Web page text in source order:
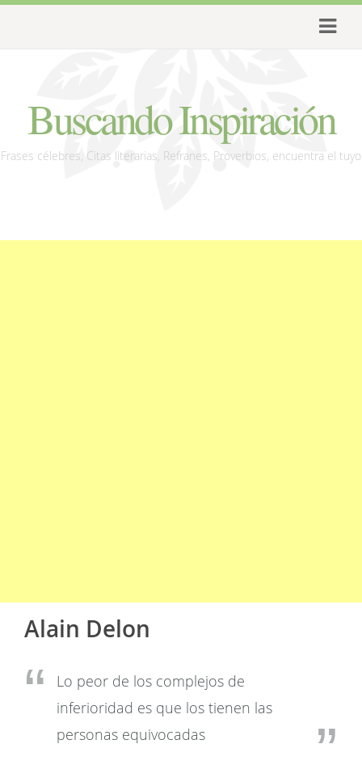
Buscando Inspiración
Frases célebres, Citas literarias, Refranes, Proverbios, encuentra el tuyo
Alain Delon
Lo peor de los complejos de
inferioridad es que los tienen las
personas equivocadas